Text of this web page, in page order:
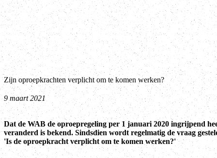
Zijn oproepkrachten verplicht om te komen werken?
9 maart 2021
Dat de WAB de oproepregeling per 1 januari 2020 ingrijpend
veranderd is bekend. Sindsdien wordt regelmatig de vraag
'Is de oproepkracht verplicht om te komen werken?'